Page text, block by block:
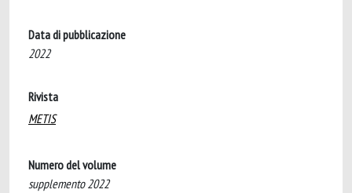
Data di pubblicazione
2022
Rivista
METIS
Numero del volume
supplemento 2022